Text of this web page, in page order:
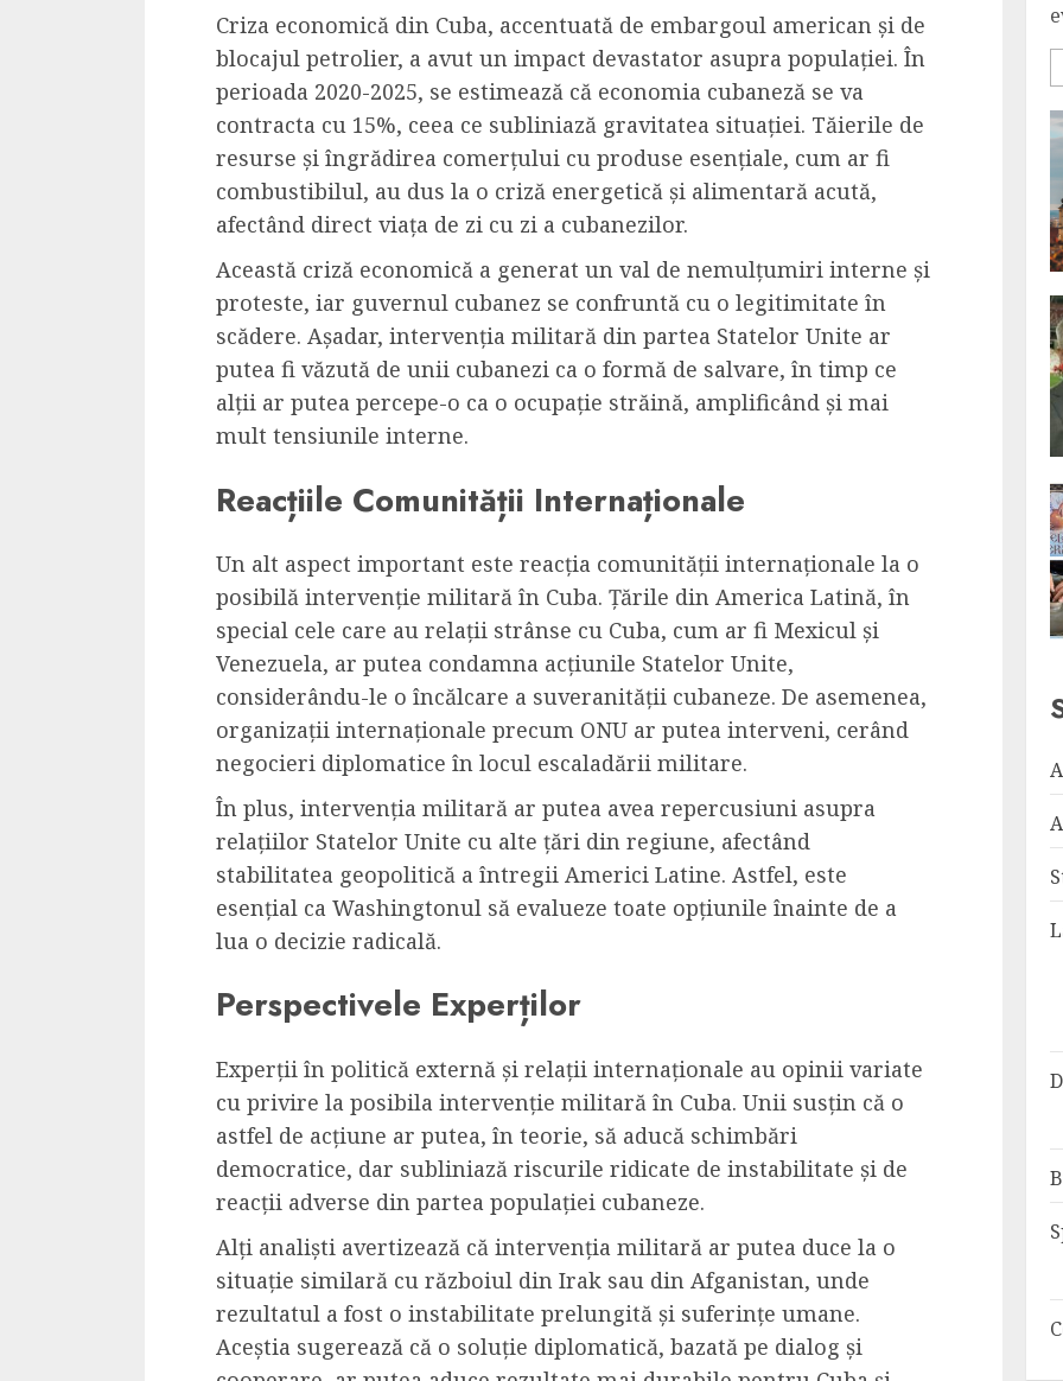
Criza economică din Cuba, accentuată de embargoul american și de
blocajul petrolier, a avut un impact devastator asupra populației. În
perioada 2020-2025, se estimează că economia cubaneză se va
contracta cu 15%, ceea ce subliniază gravitatea situației. Tăierile de
resurse și îngrădirea comerțului cu produse esențiale, cum ar fi
combustibilul, au dus la o criză energetică și alimentară acută,
afectând direct viața de zi cu zi a cubanezilor.
Această criză economică a generat un val de nemulțumiri interne și
proteste, iar guvernul cubanez se confruntă cu o legitimitate în
scădere. Așadar, intervenția militară din partea Statelor Unite ar
putea fi văzută de unii cubanezi ca o formă de salvare, în timp ce
alții ar putea percepe-o ca o ocupație străină, amplificând și mai
mult tensiunile interne.
Reacțiile Comunității Internaționale
Un alt aspect important este reacția comunității internaționale la o
posibilă intervenție militară în Cuba. Țările din America Latină, în
special cele care au relații strânse cu Cuba, cum ar fi Mexicul și
Venezuela, ar putea condamna acțiunile Statelor Unite,
considerându-le o încălcare a suveranității cubaneze. De asemenea,
organizații internaționale precum ONU ar putea interveni, cerând
negocieri diplomatice în locul escaladării militare.
În plus, intervenția militară ar putea avea repercusiuni asupra
relațiilor Statelor Unite cu alte țări din regiune, afectând
stabilitatea geopolitică a întregii Americi Latine. Astfel, este
esențial ca Washingtonul să evalueze toate opțiunile înainte de a
lua o decizie radicală.
Perspectivele Experților
Experții în politică externă și relații internaționale au opinii variate
cu privire la posibila intervenție militară în Cuba. Unii susțin că o
astfel de acțiune ar putea, în teorie, să aducă schimbări
democratice, dar subliniază riscurile ridicate de instabilitate și de
reacții adverse din partea populației cubaneze.
Alți analiști avertizează că intervenția militară ar putea duce la o
situație similară cu războiul din Irak sau din Afganistan, unde
rezultatul a fost o instabilitate prelungită și suferințe umane.
Aceștia sugerează că o soluție diplomatică, bazată pe dialog și